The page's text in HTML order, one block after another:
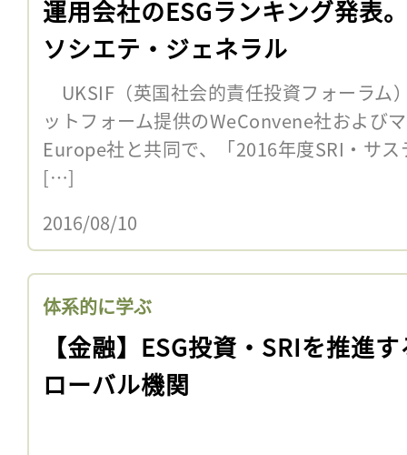
運用会社のESGランキング発表
ソシエテ・ジェネラル
UKSIF（英国社会的責任投資フォーラム
ットフォーム提供のWeConvene社および
Europe社と共同で、「2016年度SRI・サ
[…]
2016/08/10
体系的に学ぶ
【金融】ESG投資・SRIを推進
ローバル機関